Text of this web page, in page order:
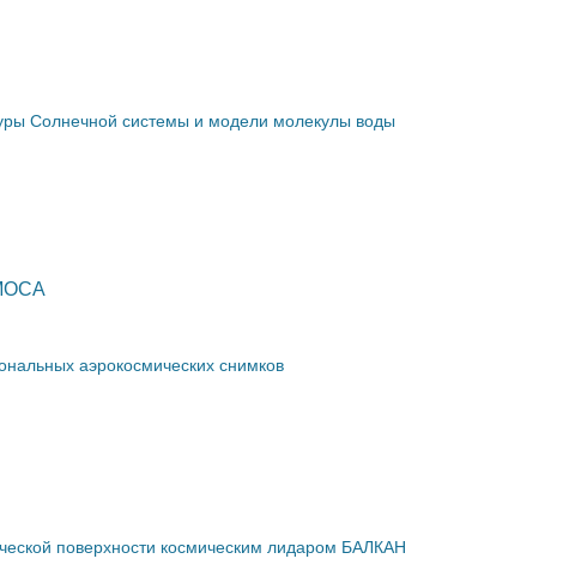
Солнечной системы и модели молекулы воды
аэрокосмических снимков
поверхности космическим лидаром БАЛКАН